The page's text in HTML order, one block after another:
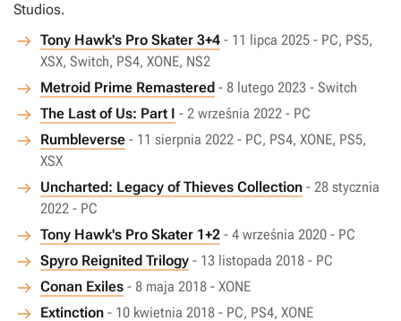
Studios.
Tony Hawk's Pro Skater 3+4 - 11 lipca 2025 - PC, PS5,
XSX, Switch, PS4, XONE, NS2
Metroid Prime Remastered - 8 lutego 2023 - Switch
The Last of Us: Part I - 2 września 2022 - PC
Rumbleverse - 11 sierpnia 2022 - PC, PS4, XONE, PS5,
XSX
Uncharted: Legacy of Thieves Collection - 28 stycznia
2022 - PC
Tony Hawk's Pro Skater 1+2 - 4 września 2020 - PC
Spyro Reignited Trilogy - 13 listopada 2018 - PC
Conan Exiles - 8 maja 2018 - XONE
Extinction - 10 kwietnia 2018 - PC, PS4, XONE